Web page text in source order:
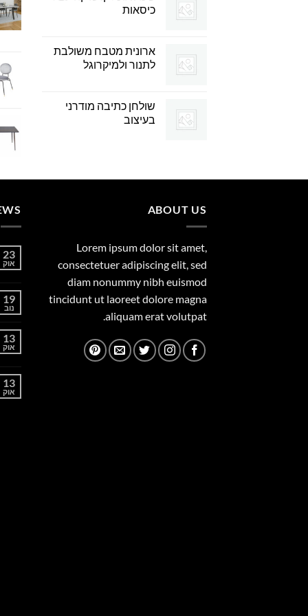
כיסאות
ארונית מטבח משולבת
לתנור ולמיקרוגל
שולחן כתיבה מודרני
בעיצוב
ABOUT US
Lorem ipsum dolor sit amet,
consectetuer adipiscing elit, sed
diam nonummy nibh euismod
tincidunt ut laoreet dolore magna
aliquam erat volutpat.
23
אוק
19
נוב
13
אוק
13
אוק